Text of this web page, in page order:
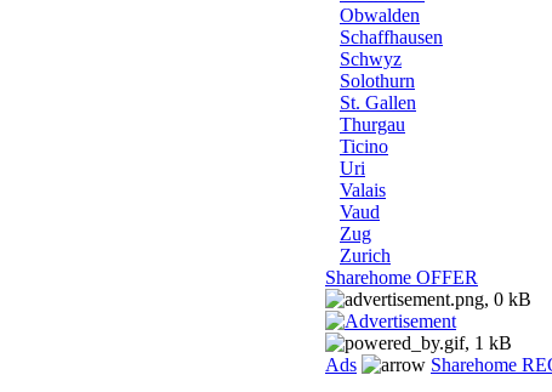
Obwalden
Schaffhausen
Schwyz
Solothurn
St. Gallen
Thurgau
Ticino
Uri
Valais
Vaud
Zug
Zurich
Sharehome OFFER
Ads Sharehome